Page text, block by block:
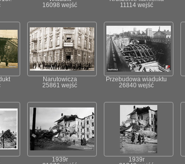
16098 wejść
11114 wejść
Narutowicza
25861 wejść
Przebudowa wiaduktu
26840 wejść
1939r
1939r